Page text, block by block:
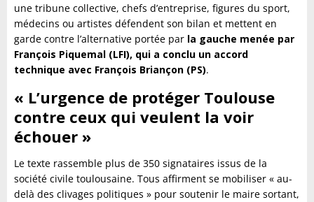
une tribune collective, chefs d’entreprise, figures du sport,
médecins ou artistes défendent son bilan et mettent en
garde contre l’alternative portée par la gauche menée par
François Piquemal (LFI), qui a conclu un accord
technique avec François Briançon (PS).
« L’urgence de protéger Toulouse
contre ceux qui veulent la voir
échouer »
Le texte rassemble plus de 350 signataires issus de la
société civile toulousaine. Tous affirment se mobiliser « au-
delà des clivages politiques » pour soutenir le maire sortant,